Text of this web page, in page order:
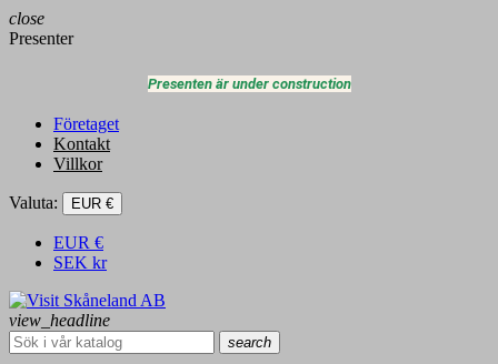
close
Presenter
Presenten är under construction
Företaget
Kontakt
Villkor
Valuta: EUR €
EUR €
SEK kr
view_headline
search